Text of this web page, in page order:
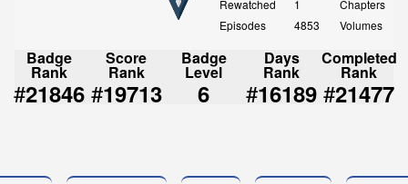
Rewatched
1
Episodes
4853
Chapters
Volumes
Badge
Rank
#21846
Score
Rank
#19713
Badge
Level
6
Days
Rank
#16189
Completed
Rank
#21477